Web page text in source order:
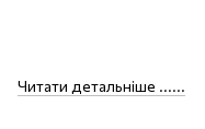
Читати детальніше ......